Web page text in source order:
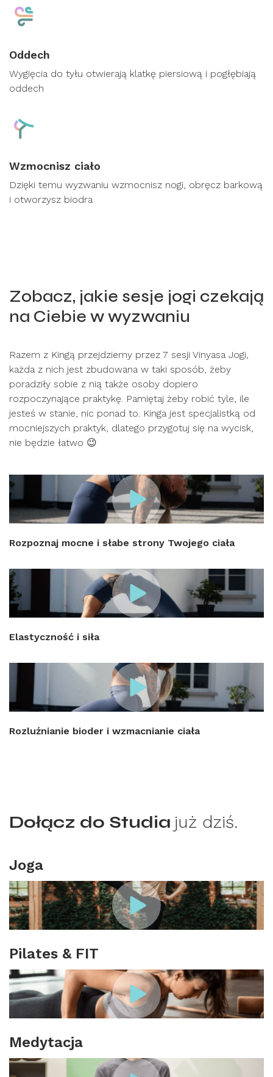
Oddech
Wygięcia do tyłu otwierają klatkę piersiową i pogłębiają
oddech
Wzmocnisz ciało
Dzięki temu wyzwaniu wzmocnisz nogi, obręcz barkową
i otworzysz biodra
Zobacz, jakie sesje jogi czekają
na Ciebie w wyzwaniu
Razem z Kingą przejdziemy przez 7 sesji Vinyasa Jogi,
każda z nich jest zbudowana w taki sposób, żeby
poradziły sobie z nią także osoby dopiero
rozpoczynające praktykę. Pamiętaj żeby robić tyle, ile
jesteś w stanie, nic ponad to. Kinga jest specjalistką od
mocniejszych praktyk, dlatego przygotuj się na wycisk,
nie będzie łatwo 😉
Rozpoznaj mocne i słabe strony Twojego ciała
Elastyczność i siła
Rozluźnianie bioder i wzmacnianie ciała
Dołącz do Studia już dziś.
Joga
Pilates & FIT
Medytacja